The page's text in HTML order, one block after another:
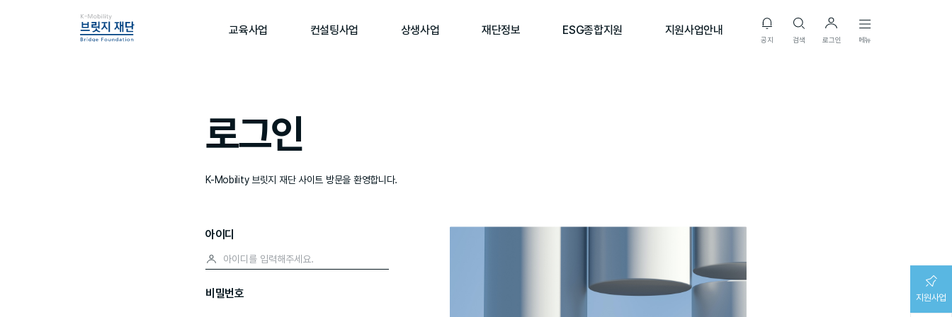
교육사업 컨설팅사업 상생사업 재단정보 ESG종합지원 지원사업안내
공지 검색 로그인 메뉴
로그인
K-Mobility 브릿지 재단 사이트 방문을 환영합니다.
아이디
비밀번호 지원사업